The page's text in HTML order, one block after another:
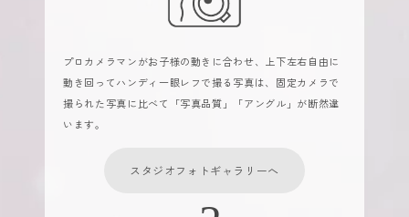
プロカメラマンがお子様の動きに合わせ、上下左右自由に
動き回ってハンディ一眼レフで撮る写真は、固定カメラで
撮られた写真に比べて「写真品質」「アングル」が断然違
います。
スタジオフォトギャラリーへ